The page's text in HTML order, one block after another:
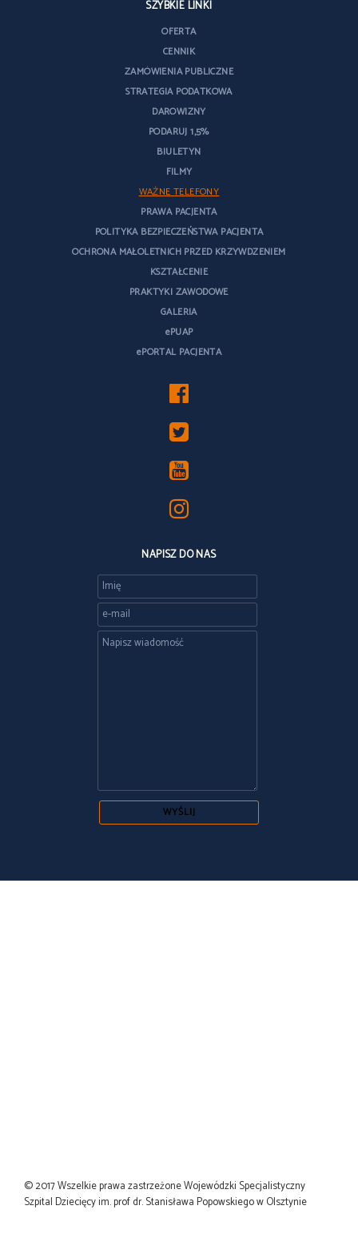
SZYBKIE LINKI
OFERTA
CENNIK
ZAMÓWIENIA PUBLICZNE
STRATEGIA PODATKOWA
DAROWIZNY
PODARUJ 1,5%
BIULETYN
FILMY
WAŻNE TELEFONY
PRAWA PACJENTA
POLITYKA BEZPIECZEŃSTWA PACJENTA
OCHRONA MAŁOLETNICH PRZED KRZYWDZENIEM
KSZTAŁCENIE
PRAKTYKI ZAWODOWE
GALERIA
ePUAP
ePORTAL PACJENTA
NAPISZ DO NAS
© 2017 Wszelkie prawa zastrzeżone Wojewódzki Specjalistyczny
Szpital Dziecięcy im. prof dr. Stanisława Popowskiego w Olsztynie